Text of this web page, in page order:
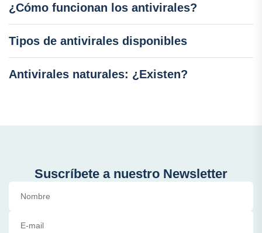
¿Cómo funcionan los antivirales?
Tipos de antivirales disponibles
Antivirales naturales: ¿Existen?
Suscríbete a nuestro Newsletter